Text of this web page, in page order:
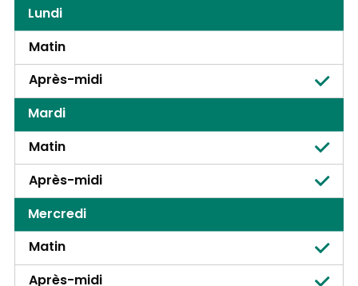
Lundi
Matin
Après-midi
Mardi
Matin
Après-midi
Mercredi
Matin
Après-midi